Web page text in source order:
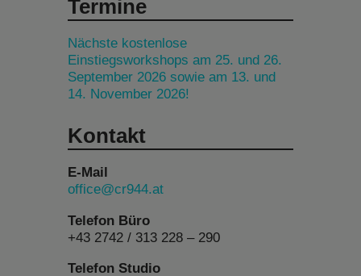
Termine
Nächste kostenlose
Einstiegsworkshops am 25. und 26.
September 2026 sowie am 13. und
14. November 2026!
Kontakt
E-Mail
office@cr944.at
Telefon Büro
+43 2742 / 313 228 – 290
Telefon Studio